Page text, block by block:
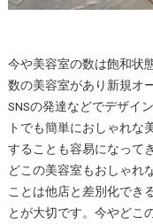
今や美容室の数は飽和状
数の美容室があり新規オ
SNSの発達などでデザイ
トでも簡単におしゃれな
することも容易になって
どこの美容室もおしゃれ
ことは他店と差別化でき
とが大切です。今やどこ